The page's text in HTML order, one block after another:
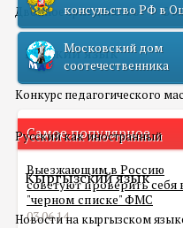
Двойное гражданство
Русский язык
Конкурс педагогического
Русский как иностранный
Кыргызский язык
Новости на кыргызском
консульство РФ в
Московский дом
соотечественника
Самое популярное
Выезжающим в Россию
советуют проверить себя
"черном списке" ФМС
03.06.14